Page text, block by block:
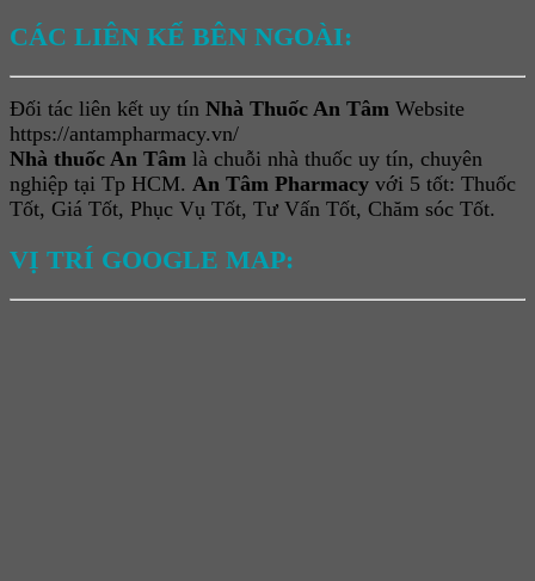
CÁC LIÊN KẾ BÊN NGOÀI:
Đối tác liên kết uy tín Nhà Thuốc An Tâm Website
https://antampharmacy.vn/
Nhà thuốc An Tâm là chuỗi nhà thuốc uy tín, chuyên
nghiệp tại Tp HCM. An Tâm Pharmacy với 5 tốt: Thuốc
Tốt, Giá Tốt, Phục Vụ Tốt, Tư Vấn Tốt, Chăm sóc Tốt.
VỊ TRÍ GOOGLE MAP: